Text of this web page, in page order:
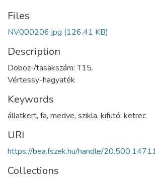
Files
NV000206.jpg (126.41 KB)
Description
Doboz-/tasakszám: T15.
Vértessy-hagyaték
Keywords
állatkert, fa, medve, szikla, kifutó, ketrec
URI
https://bea.fszek.hu/handle/
Collections